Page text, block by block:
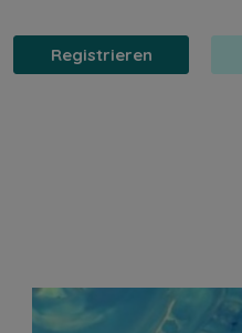
Registrieren